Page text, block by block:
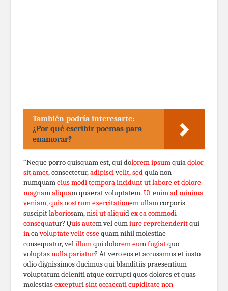
También podría interesarte:
¿Por qué escribir poemas para
enamorar?
“Neque porro quisquam est, qui dolorem ipsumquiadolor
sit amet, consectetur,adipiscivelit, sedquia non
numquameius modi tempora incidunt ut labore et dolore
magnamaliquam quaerat voluptatem.Ut enim ad minima
veniam, quis nostrumexercitationemullamcorporis
suscipitlaboriosam,nisi ut aliquidex ea commodi
consequatur? Quis autem vel eumiure reprehenderitqui
ineavoluptate velit essequam nihil molestiae
consequatur, velillumquidoloremeumfugiatquo
voluptasnulla pariatur? At vero eos et accusamus et iusto
odio dignissimos ducimus qui blanditiis praesentium
voluptatum deleniti atque corrupti quos dolores et quas
molestiasexcepturisintoccaecati cupiditate non